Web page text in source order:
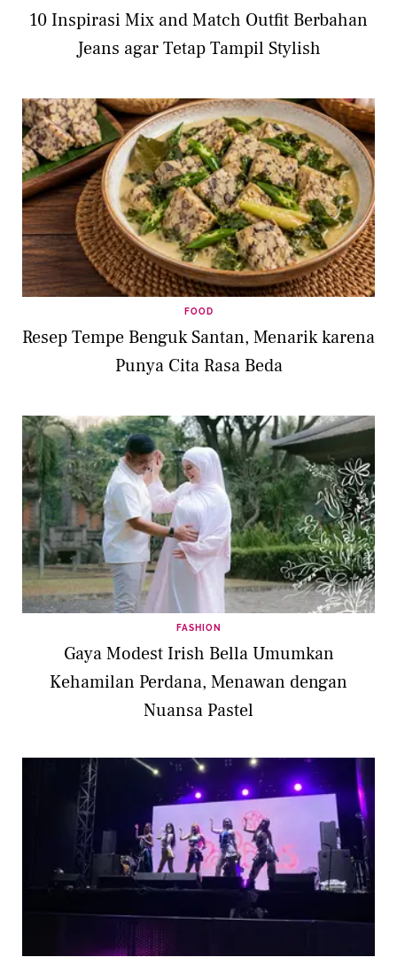
10 Inspirasi Mix and Match Outfit Berbahan
Jeans agar Tetap Tampil Stylish
FOOD
Resep Tempe Benguk Santan, Menarik karena
Punya Cita Rasa Beda
FASHION
Gaya Modest Irish Bella Umumkan
Kehamilan Perdana, Menawan dengan
Nuansa Pastel